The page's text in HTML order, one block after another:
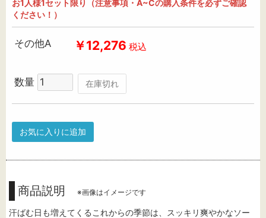
お1人様1セット限り（注意事項・A~Cの購入条件を必ずご確認
ください！）
その他A ￥12,276 税込
数量 在庫切れ
お気に入りに追加
商品説明 ※画像はイメージです
汗ばむ日も増えてくるこれからの季節は、スッキリ爽やかなソー